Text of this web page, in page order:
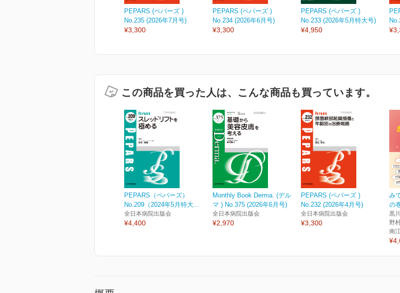
PEPARS (ペパーズ )
No.235 (2026年7月号)
¥3,300
PEPARS (ペパーズ )
No.234 (2026年6月号)
¥3,300
PEPARS (ペパーズ )
No.233 (2026年5月特大号)
¥4,950
この商品を買った人は、こんな商品も買っています。
PEPARS（ペパーズ）
No.209（2024年5月特大...
全日本病院出版会
¥4,400
Monthly Book Derma. (デル
マ ) No.375 (2026年6月号)
全日本病院出版会
¥2,970
PEPARS (ペパーズ )
No.232 (2026年4月号)
全日本病院出版会
¥3,300
み
の
黒
野
南